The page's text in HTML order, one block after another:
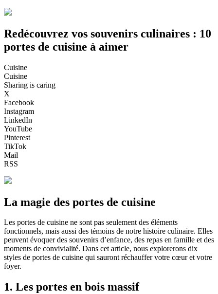
Redécouvrez vos souvenirs culinaires : 10
portes de cuisine à aimer
Cuisine
Cuisine
Sharing is caring
X
Facebook
Instagram
LinkedIn
YouTube
Pinterest
TikTok
Mail
RSS
La magie des portes de cuisine
Les portes de cuisine ne sont pas seulement des éléments
fonctionnels, mais aussi des témoins de notre histoire culinaire. Elles
peuvent évoquer des souvenirs d’enfance, des repas en famille et des
moments de convivialité. Dans cet article, nous explorerons dix
styles de portes de cuisine qui sauront réchauffer votre cœur et votre
foyer.
1. Les portes en bois massif